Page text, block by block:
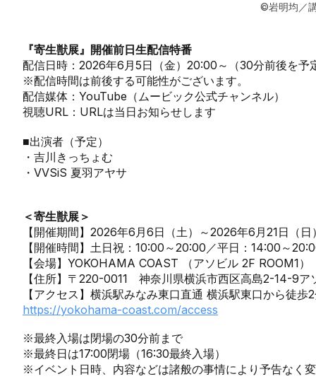
©岩明均／
『寄生獣展』開催前日生配信特番
配信日時：2026年6月5日（金）20:00～（30分前後を予
※配信時間は前後する可能性がございます。
配信媒体：YouTube（ムービック公式チャンネル）
視聴URL：URLは当日お知らせします
■出演者（予定）
・吉川きっちょむ
・VVSiS 夏羽アヤサ
＜寄生獣展＞
【開催期間】2026年6月6日（土）～2026年6月21日（日
【開催時間】土日祝：10:00～20:00／平日：14:00～
【会場】YOKOHAMA COAST （アソビル 2F ROOM1）
【住所】〒220-0011 神奈川県横浜市西区高島2-14-9ア
【アクセス】横浜駅みなみ東口直通 横浜駅東口から徒歩
https://yokohama-coast.com/access
※最終入場は閉場の30分前まで
※最終日は17:00閉場（16:30最終入場）
※イベント日時、内容などは諸般の事情により予告なく